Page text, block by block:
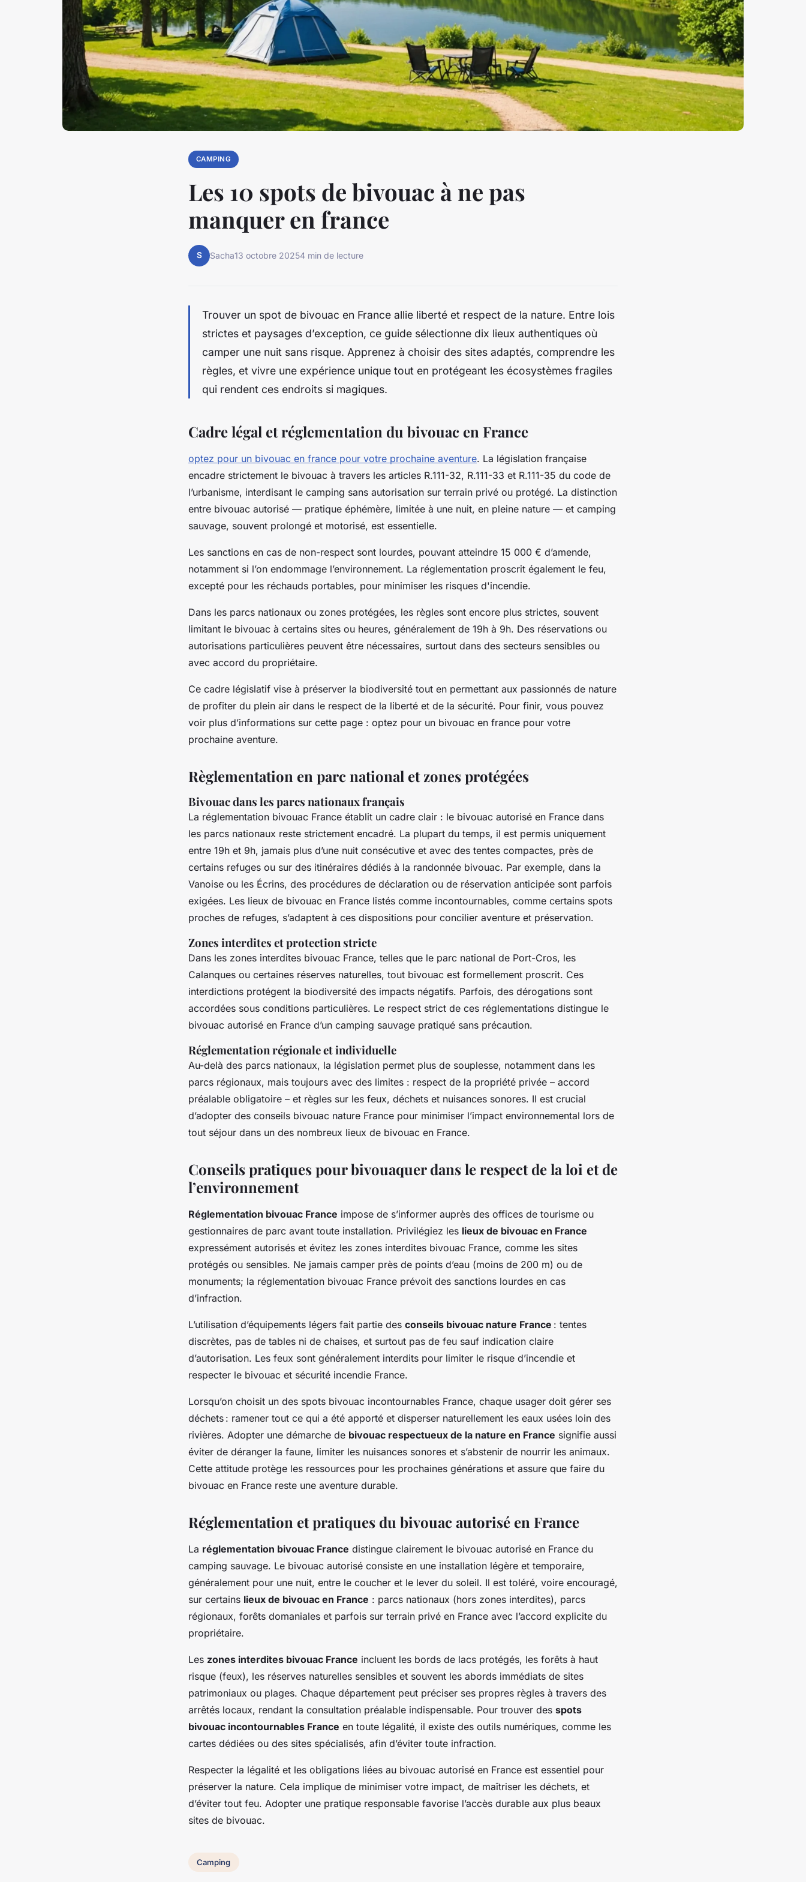
CAMPING
Les 10 spots de bivouac à ne pas
manquer en france
S Sacha13 octobre 20254 min de lecture
Trouver un spot de bivouac en France allie liberté et respect de la nature. Entre lois
strictes et paysages d’exception, ce guide sélectionne dix lieux authentiques où
camper une nuit sans risque. Apprenez à choisir des sites adaptés, comprendre les
règles, et vivre une expérience unique tout en protégeant les écosystèmes fragiles
qui rendent ces endroits si magiques.
Cadre légal et réglementation du bivouac en France
optez pour un bivouac en france pour votre prochaine aventure. La législation française
encadre strictement le bivouac à travers les articles R.111-32, R.111-33 et R.111-35 du code de
l’urbanisme, interdisant le camping sans autorisation sur terrain privé ou protégé. La distinction
entre bivouac autorisé — pratique éphémère, limitée à une nuit, en pleine nature — et camping
sauvage, souvent prolongé et motorisé, est essentielle.
Les sanctions en cas de non-respect sont lourdes, pouvant atteindre 15 000 € d’amende,
notamment si l’on endommage l’environnement. La réglementation proscrit également le feu,
excepté pour les réchauds portables, pour minimiser les risques d'incendie.
Dans les parcs nationaux ou zones protégées, les règles sont encore plus strictes, souvent
limitant le bivouac à certains sites ou heures, généralement de 19h à 9h. Des réservations ou
autorisations particulières peuvent être nécessaires, surtout dans des secteurs sensibles ou
avec accord du propriétaire.
Ce cadre législatif vise à préserver la biodiversité tout en permettant aux passionnés de nature
de profiter du plein air dans le respect de la liberté et de la sécurité. Pour finir, vous pouvez
voir plus d’informations sur cette page : optez pour un bivouac en france pour votre
prochaine aventure.
Règlementation en parc national et zones protégées
Bivouac dans les parcs nationaux français
La réglementation bivouac France établit un cadre clair : le bivouac autorisé en France dans
les parcs nationaux reste strictement encadré. La plupart du temps, il est permis uniquement
entre 19h et 9h, jamais plus d’une nuit consécutive et avec des tentes compactes, près de
certains refuges ou sur des itinéraires dédiés à la randonnée bivouac. Par exemple, dans la
Vanoise ou les Écrins, des procédures de déclaration ou de réservation anticipée sont parfois
exigées. Les lieux de bivouac en France listés comme incontournables, comme certains spots
proches de refuges, s’adaptent à ces dispositions pour concilier aventure et préservation.
Zones interdites et protection stricte
Dans les zones interdites bivouac France, telles que le parc national de Port-Cros, les
Calanques ou certaines réserves naturelles, tout bivouac est formellement proscrit. Ces
interdictions protégent la biodiversité des impacts négatifs. Parfois, des dérogations sont
accordées sous conditions particulières. Le respect strict de ces réglementations distingue le
bivouac autorisé en France d’un camping sauvage pratiqué sans précaution.
Réglementation régionale et individuelle
Au-delà des parcs nationaux, la législation permet plus de souplesse, notamment dans les
parcs régionaux, mais toujours avec des limites : respect de la propriété privée – accord
préalable obligatoire – et règles sur les feux, déchets et nuisances sonores. Il est crucial
d’adopter des conseils bivouac nature France pour minimiser l’impact environnemental lors de
tout séjour dans un des nombreux lieux de bivouac en France.
Conseils pratiques pour bivouaquer dans le respect de la loi et de
l’environnement
Réglementation bivouac France impose de s’informer auprès des offices de tourisme ou
gestionnaires de parc avant toute installation. Privilégiez les lieux de bivouac en France
expressément autorisés et évitez les zones interdites bivouac France, comme les sites
protégés ou sensibles. Ne jamais camper près de points d’eau (moins de 200 m) ou de
monuments; la réglementation bivouac France prévoit des sanctions lourdes en cas
d’infraction.
L’utilisation d’équipements légers fait partie des conseils bivouac nature France : tentes
discrètes, pas de tables ni de chaises, et surtout pas de feu sauf indication claire
d’autorisation. Les feux sont généralement interdits pour limiter le risque d’incendie et
respecter le bivouac et sécurité incendie France.
Lorsqu’on choisit un des spots bivouac incontournables France, chaque usager doit gérer ses
déchets : ramener tout ce qui a été apporté et disperser naturellement les eaux usées loin des
rivières. Adopter une démarche de bivouac respectueux de la nature en France signifie aussi
éviter de déranger la faune, limiter les nuisances sonores et s’abstenir de nourrir les animaux.
Cette attitude protège les ressources pour les prochaines générations et assure que faire du
bivouac en France reste une aventure durable.
Réglementation et pratiques du bivouac autorisé en France
La réglementation bivouac France distingue clairement le bivouac autorisé en France du
camping sauvage. Le bivouac autorisé consiste en une installation légère et temporaire,
généralement pour une nuit, entre le coucher et le lever du soleil. Il est toléré, voire encouragé,
sur certains lieux de bivouac en France : parcs nationaux (hors zones interdites), parcs
régionaux, forêts domaniales et parfois sur terrain privé en France avec l’accord explicite du
propriétaire.
Les zones interdites bivouac France incluent les bords de lacs protégés, les forêts à haut
risque (feux), les réserves naturelles sensibles et souvent les abords immédiats de sites
patrimoniaux ou plages. Chaque département peut préciser ses propres règles à travers des
arrêtés locaux, rendant la consultation préalable indispensable. Pour trouver des spots
bivouac incontournables France en toute légalité, il existe des outils numériques, comme les
cartes dédiées ou des sites spécialisés, afin d’éviter toute infraction.
Respecter la légalité et les obligations liées au bivouac autorisé en France est essentiel pour
préserver la nature. Cela implique de minimiser votre impact, de maîtriser les déchets, et
d’éviter tout feu. Adopter une pratique responsable favorise l’accès durable aux plus beaux
sites de bivouac.
Camping